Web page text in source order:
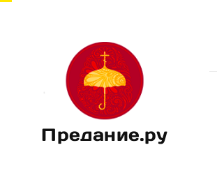
Предание.ру